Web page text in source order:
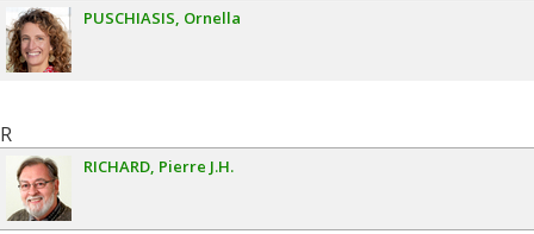
PUSCHIASIS Ornella
R
RICHARD Pierre J.H.